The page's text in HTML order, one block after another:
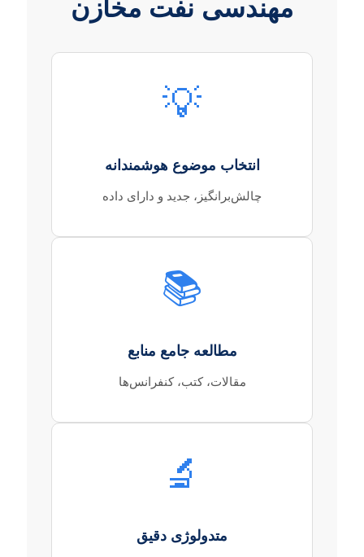
مهندسی نفت مخازن
💡
انتخاب موضوع هوشمندانه
چالش‌برانگیز، جدید و دارای داده
📚
مطالعه جامع منابع
مقالات، کتب، کنفرانس‌ها
🔬
متدولوژی دقیق